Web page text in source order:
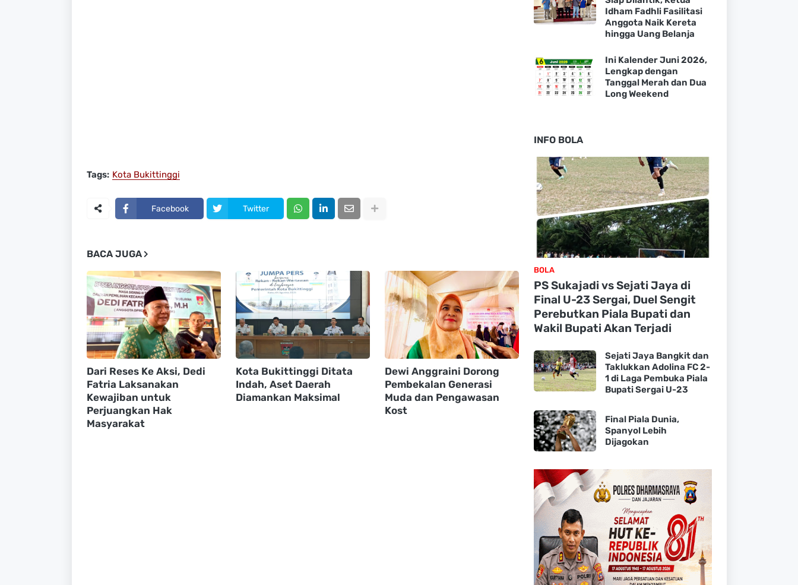
Tags: Kota Bukittinggi
Facebook Twitter
BACA JUGA
Dari Reses Ke Aksi, Dedi
Fatria Laksanakan
Kewajiban untuk
Perjuangkan Hak
Masyarakat
Kota Bukittinggi Ditata
Indah, Aset Daerah
Diamankan Maksimal
Dewi Anggraini Dorong
Pembekalan Generasi
Muda dan Pengawasan
Kost
Idham Fadhli Fasilitasi
Anggota Naik Kereta
hingga Uang Belanja
Ini Kalender Juni 2026,
Lengkap dengan
Tanggal Merah dan Dua
Long Weekend
INFO BOLA
BOLA
PS Sukajadi vs Sejati Jaya di
Final U-23 Sergai, Duel Sengit
Perebutkan Piala Bupati dan
Wakil Bupati Akan Terjadi
Sejati Jaya Bangkit dan
Taklukkan Adolina FC 2-
1 di Laga Pembuka Piala
Bupati Sergai U-23
Final Piala Dunia,
Spanyol Lebih
Dijagokan